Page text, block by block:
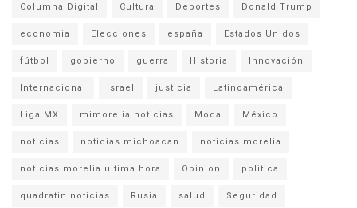
Columna Digital Cultura Deportes Donald Trump
economia Elecciones españa Estados Unidos
fútbol gobierno guerra Historia Innovación
Internacional israel justicia Latinoamérica
Liga MX mimorelia noticias Moda México
noticias noticias michoacan noticias morelia
noticias morelia ultima hora Opinion politica
quadratin noticias Rusia salud Seguridad